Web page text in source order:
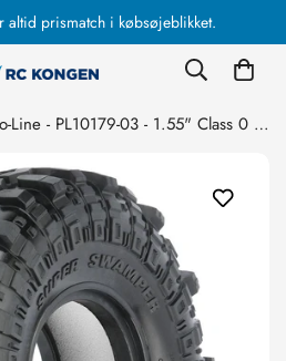
altid prismatch i købsøjeblikket.
Pro-Line - PL10179-03 - 1.55" Class 0 Interco Super Swamper TSL SX Crawler dæk Super soft hårdhed med indlæg - 2 stk